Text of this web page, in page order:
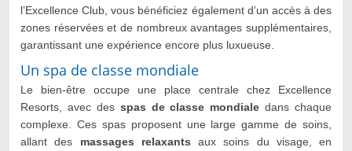
l’Excellence Club, vous bénéficiez également d’un accès à des
zones réservées et de nombreux avantages supplémentaires,
garantissant une expérience encore plus luxueuse.
Un spa de classe mondiale
Le bien-être occupe une place centrale chez Excellence
Resorts, avec des spas de classe mondiale dans chaque
complexe. Ces spas proposent une large gamme de soins,
allant des massages relaxants aux soins du visage, en